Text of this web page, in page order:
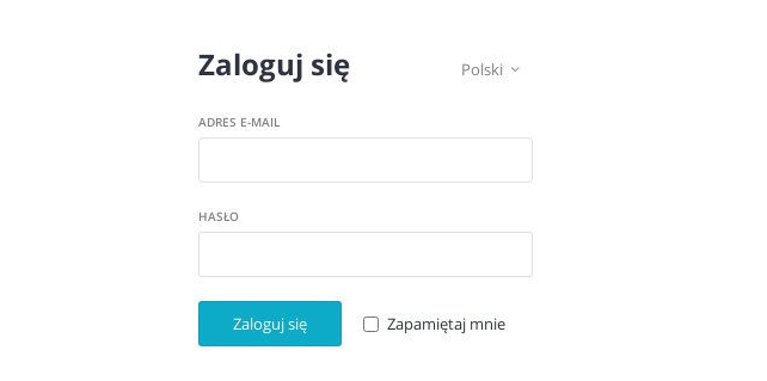
Polski 
Zaloguj się
ADRES E-MAIL
HASŁO
Zaloguj się Zapamiętaj mnie